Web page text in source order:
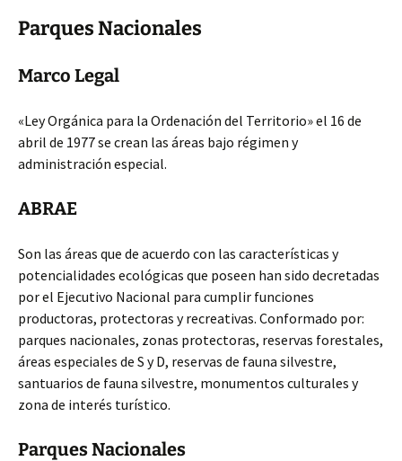
Parques Nacionales
Marco Legal
«Ley Orgánica para la Ordenación del Territorio» el 16 de
abril de 1977 se crean las áreas bajo régimen y
administración especial.
ABRAE
Son las áreas que de acuerdo con las características y
potencialidades ecológicas que poseen han sido decretadas
por el Ejecutivo Nacional para cumplir funciones
productoras, protectoras y recreativas. Conformado por:
parques nacionales, zonas protectoras, reservas forestales,
áreas especiales de S y D, reservas de fauna silvestre,
santuarios de fauna silvestre, monumentos culturales y
zona de interés turístico.
Parques Nacionales